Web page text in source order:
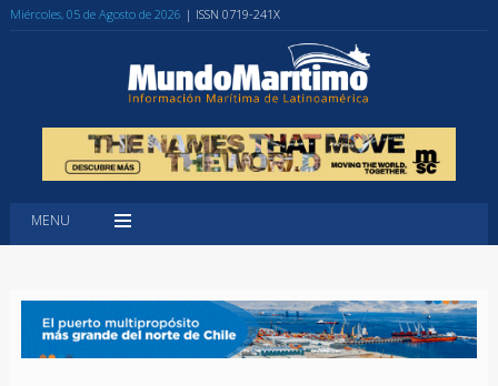
Miércoles, 05 de Agosto de 2026 | ISSN 0719-241X
MENU